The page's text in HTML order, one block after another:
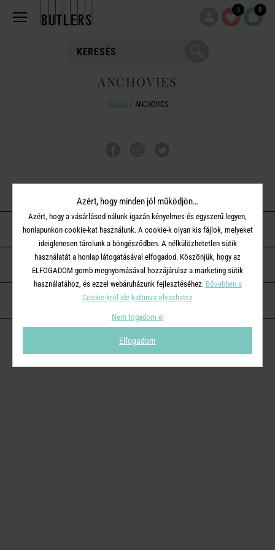
0 0
ANCHOVIES
Főoldal ANCHOVIES
ÜGYFÉLSZOLGÁLAT
A BUTLERS-RŐL
KAPCSOLAT
Azért, hogy minden jól működjön…
Azért, hogy a vásárlásod nálunk igazán kényelmes és egyszerű legyen,
honlapunkon cookie-kat használunk. A cookie-k olyan kis fájlok, melyeket
ideiglenesen tárolunk a böngésződben. A nélkülözhetetlen sütik
használatát a honlap látogatásával elfogadod. Köszönjük, hogy az
ELFOGADOM gomb megnyomásával hozzájárulsz a marketing sütik
használatához, és ezzel webáruházunk fejlesztéséhez. Bővebben a
Cookie-król ide kattinva olvashatsz
Nem fogadom el
Elfogadom